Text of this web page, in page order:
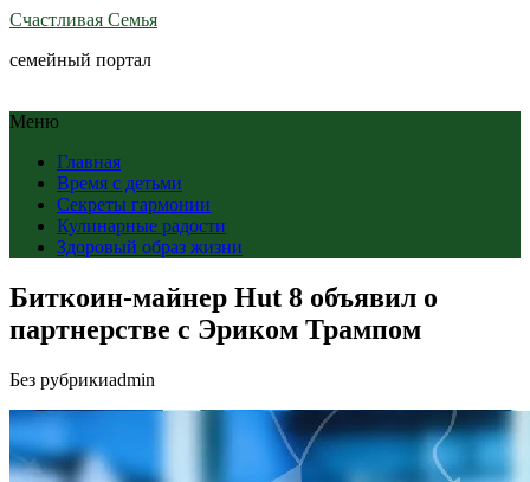
Счастливая Семья
семейный портал
Меню
Главная
Время с детьми
Секреты гармонии
Кулинарные радости
Здоровый образ жизни
Биткоин-майнер Hut 8 объявил о
партнерстве с Эриком Трампом
Без рубрикиadmin